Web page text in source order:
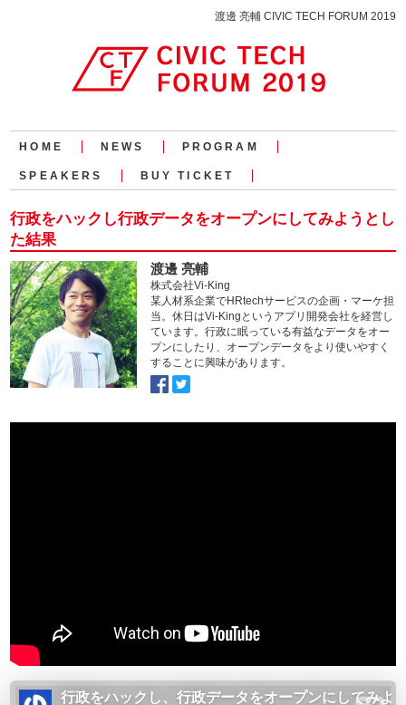
渡邊 亮輔 CIVIC TECH FORUM 2019
HOME NEWS PROGRAM
SPEAKERS BUY TICKET
行政をハックし行政データをオープンにしてみようとし
た結果
渡邊 亮輔
株式会社Vi-King
某人材系企業でHRtechサービスの企画・マーケ担
当。休日はVi-Kingというアプリ開発会社を経営し
ています。行政に眠っている有益なデータをオー
プンにしたり、オープンデータをより使いやすく
することに興味があります。